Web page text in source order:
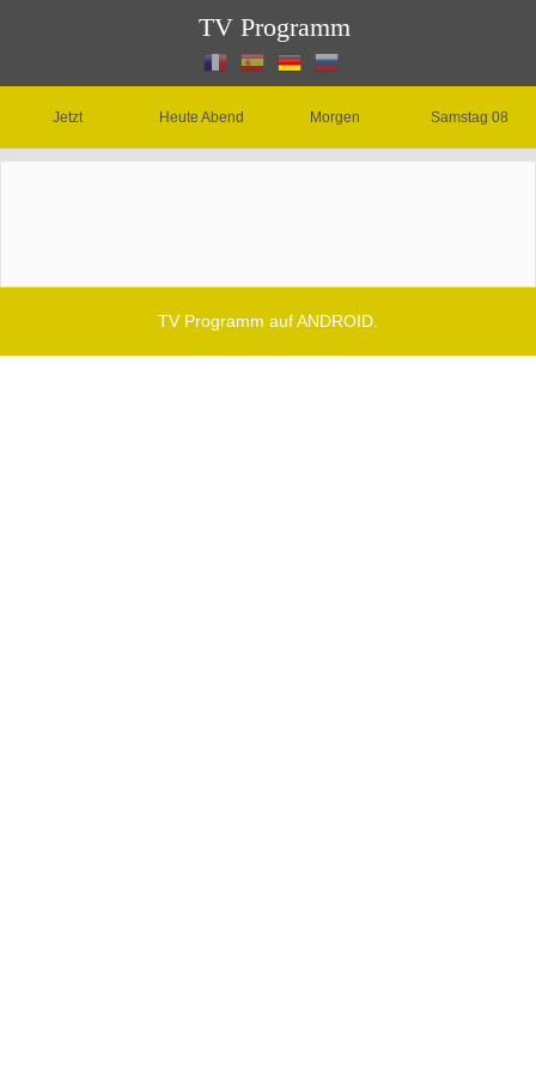
TV Programm
Jetzt Heute Abend Morgen Samstag 08
TV Programm auf ANDROID.